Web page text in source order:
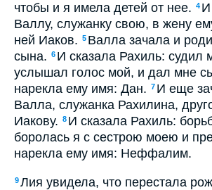
чтобы и я имела детей от нее. 4 И
Валлу, служанку свою, в жену
ней Иаков. 5 Валла зачала и
сына. 6 И сказала Рахиль: судил
услышал голос мой, и дал мне
нарекла ему имя: Дан. 7 И еще
Валла, служанка Рахилина,
Иакову. 8 И сказала Рахиль:
боролась я с сестрою моею и
нарекла ему имя: Неффалим.
9Лия увидела, что перестала